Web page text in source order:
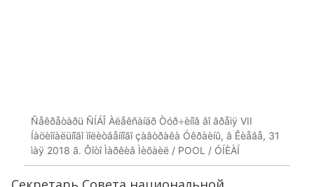
Ñåêðåòàðü ÑÍÁÎ Àëåêñàíäð Òóð÷èíîâ âî âðåìÿ VII
Íàöèîíàëüíîãî ìîëèòâåííîãî çàâòðàêà Óêðàèíû, â Êèåâå, 31
ìàÿ 2018 ã. Ôîòî Ìàðêèâ Ìèõàèë / POOL / ÓÍÈÀÍ